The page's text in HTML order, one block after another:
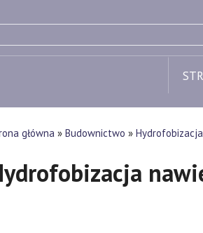
główna » Budownictwo »